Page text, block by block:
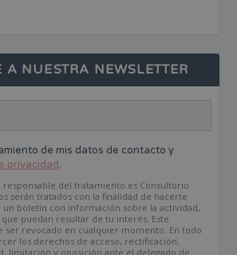
A NUESTRA NEWSLETTER
de mis datos de contacto y
privacidad.
del tratamiento es Consultorio
serán tratados con la finalidad de hacerte
boletín con información sobre la actividad,
puedan resultar de tu interés. Este
ser revocado en cualquier momento. En todo
los derechos de acceso, rectificación,
limitación y oposición ante el delegado de